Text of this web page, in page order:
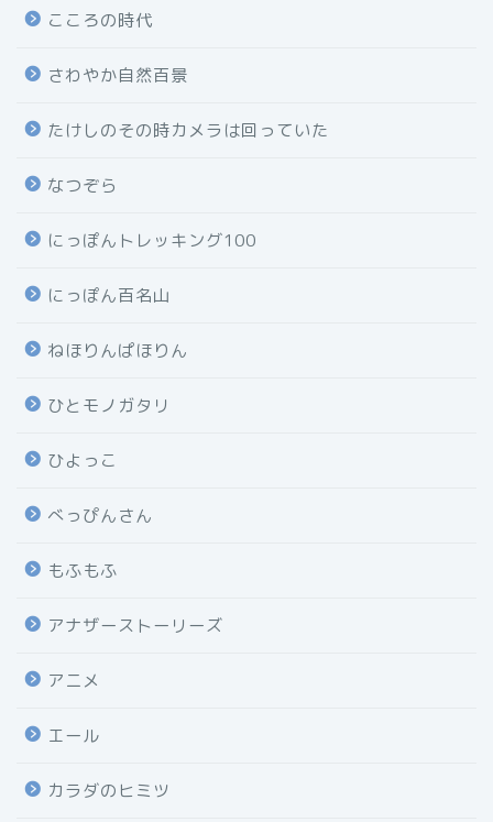
こころの時代
さわやか自然百景
たけしのその時カメラは回っていた
なつぞら
にっぽんトレッキング100
にっぽん百名山
ねほりんぱほりん
ひとモノガタリ
ひよっこ
べっぴんさん
もふもふ
アナザーストーリーズ
アニメ
エール
カラダのヒミツ